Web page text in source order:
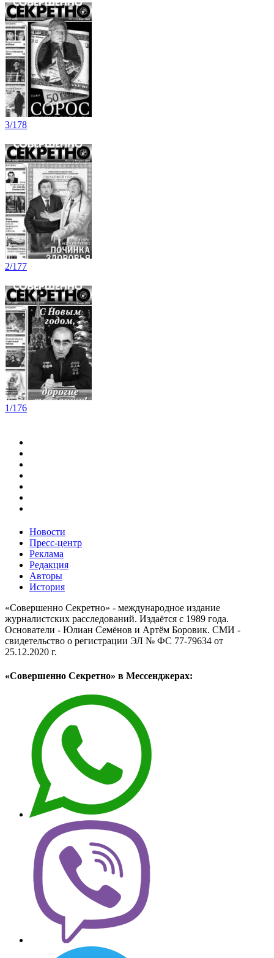
3/178
2/177
1/176
Новости
Пресс-центр
Реклама
Редакция
Авторы
История
«Совершенно Секретно» - международное издание
журналистских расследований. Издаётся с 1989 года.
Основатели - Юлиан Семёнов и Артём Боровик. CМИ -
свидетельство о регистрации ЭЛ № ФС 77-79634 от
25.12.2020 г.
«Совершенно Секретно» в Мессенджерах: